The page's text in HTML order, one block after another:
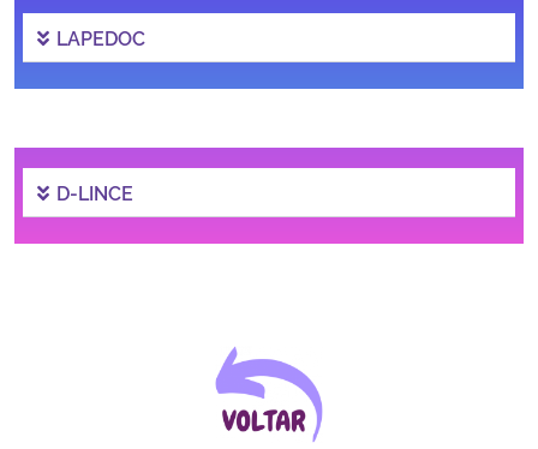
Ministério da Cidadania
Ministério de Minas e Energia
Ministério do Desenvolvimento Regional
LAPEDOC
D-LINCE